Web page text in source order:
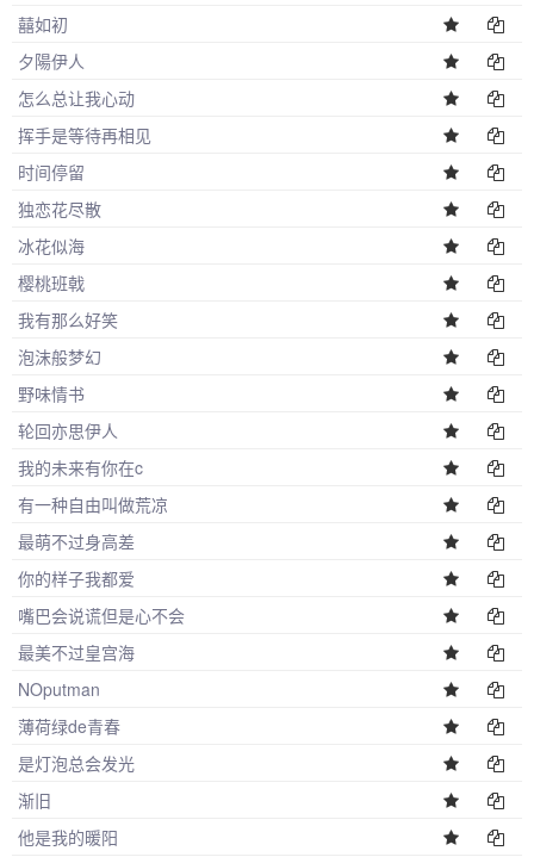
囍如初
夕陽伊人
怎么总让我心动
挥手是等待再相见
时间停留
独恋花尽散
冰花似海
樱桃班戟
我有那么好笑
泡沫般梦幻
野味情书
轮回亦思伊人
我的未来有你在c
有一种自由叫做荒凉
最萌不过身高差
你的样子我都爱
嘴巴会说谎但是心不会
最美不过皇宫海
NOputman
薄荷绿de青春
是灯泡总会发光
渐旧
他是我的暖阳